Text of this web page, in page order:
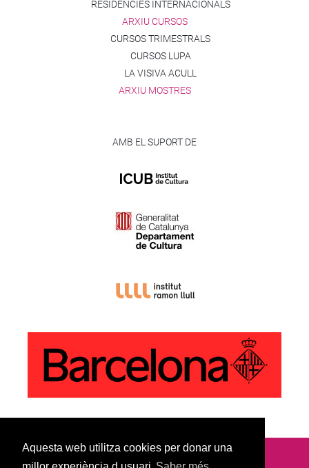
Aquesta web utilitza cookies per donar una
RESIDÈNCIES INTERNACIONALS
ARXIU CURSOS
CURSOS TRIMESTRALS
CURSOS LUPA
LA VISIVA ACULL
ARXIU MOSTRES
AMB EL SUPORT DE